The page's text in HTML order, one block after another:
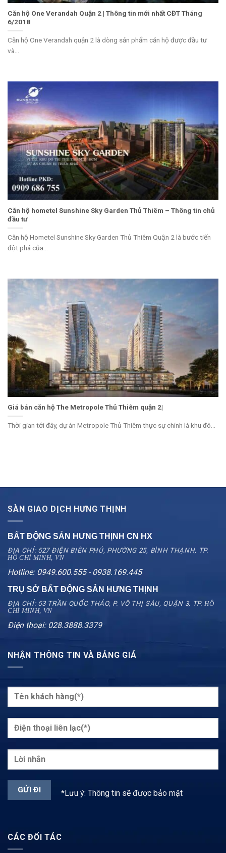
Căn hộ One Verandah Quận 2 | Thông tin mới nhất CĐT Tháng
6/2018
Căn hộ One Verandah quận 2 là dòng sản phẩm căn hộ được đầu tư
và...
Căn hộ hometel Sunshine Sky Garden Thủ Thiêm – Thông tin chủ
đầu tư
Căn hộ Hometel Sunshine Sky Garden Thủ Thiêm Quận 2 là bước tiến
đột phá của...
Giá bán căn hộ The Metropole Thủ Thiêm quận 2|
Thời gian tới đây, dự án Metropole Thủ Thiêm thực sự chính là khu đô...
SÀN GIAO DỊCH HƯNG THỊNH
BẤT ĐỘNG SẢN HƯNG THỊNH CN HX
ĐỊA CHỈ: 527 ĐIỆN BIÊN PHỦ, PHƯỜNG 25, BÌNH THẠNH, TP.
HỒ CHÍ MINH, VN
Hotline: 0949.600.555 - 0938.169.445
TRỤ SỞ BẤT ĐỘNG SẢN HƯNG THỊNH
ĐỊA CHỈ: 53 TRẦN QUỐC THẢO, P. VÕ THỊ SÁU, QUẬN 3, TP.HỒ
CHÍ MINH, VN
Điện thoại: 028.3888.3379
NHẬN THÔNG TIN VÀ BẢNG GIÁ
*Lưu ý: Thông tin sẽ được bảo mật
CÁC ĐỐI TÁC